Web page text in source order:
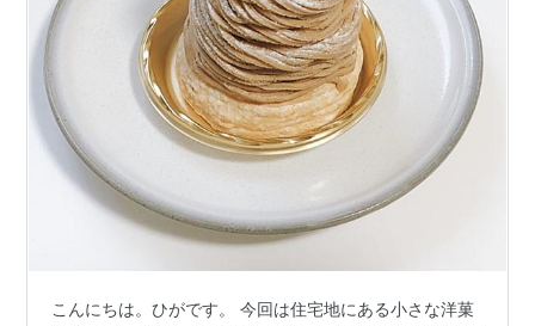
こんにちは。ひがです。 今回は住宅地にある小さな洋菓